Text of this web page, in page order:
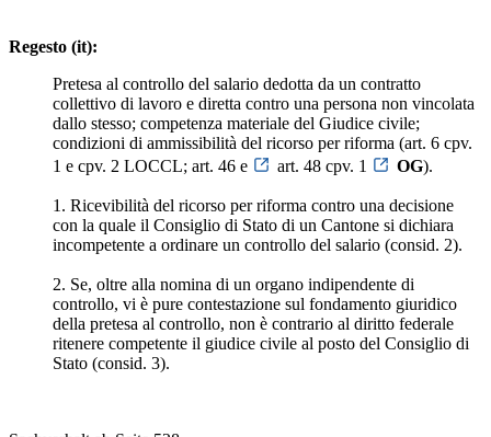
Regesto (it):
Pretesa al controllo del salario dedotta da un contratto
collettivo di lavoro e diretta contro una persona non vincolata
dallo stesso; competenza materiale del Giudice civile;
condizioni di ammissibilità del ricorso per riforma (art. 6 cpv.
1 e cpv. 2 LOCCL; art. 46 e
art. 48 cpv. 1 OG).
1. Ricevibilità del ricorso per riforma contro una decisione
con la quale il Consiglio di Stato di un Cantone si dichiara
incompetente a ordinare un controllo del salario (consid. 2).
2. Se, oltre alla nomina di un organo indipendente di
controllo, vi è pure contestazione sul fondamento giuridico
della pretesa al controllo, non è contrario al diritto federale
ritenere competente il giudice civile al posto del Consiglio di
Stato (consid. 3).